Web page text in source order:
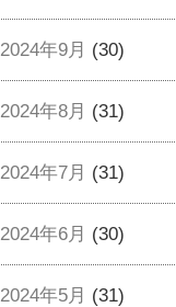
2024年9月 (30)
2024年8月 (31)
2024年7月 (31)
2024年6月 (30)
2024年5月 (31)